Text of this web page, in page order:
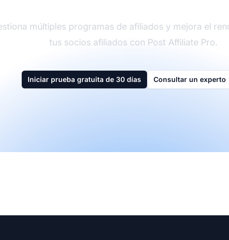
múltiples programas de afiliados y mejora el
tus socios afiliados con Post Affiliate Pro.
Iniciar prueba gratuita de 30 días Consultar un experto